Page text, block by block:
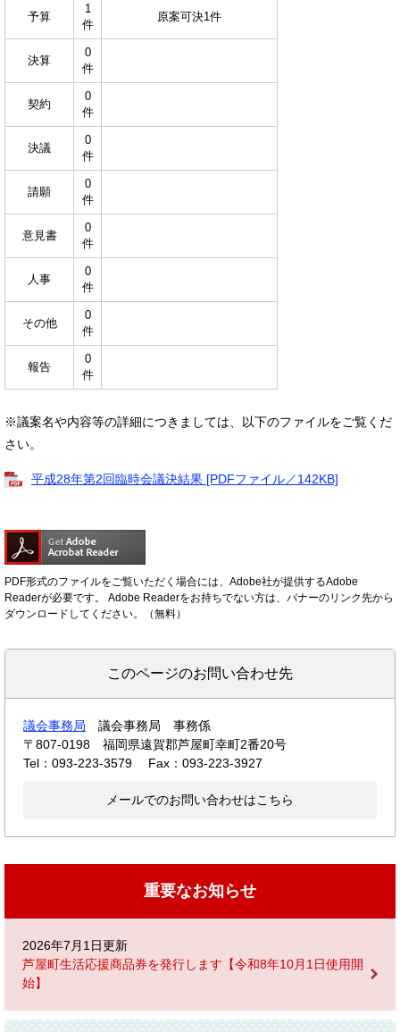
予算
1
件
原案可決1件
決算
0
件
契約
0
件
決議
0
件
請願
0
件
意見書
0
件
人事
0
件
その他
0
件
報告
0
件
※議案名や内容等の詳細につきましては、以下のファイルをご覧くだ
さい。
平成28年第2回臨時会議決結果 [PDFファイル／142KB]
PDF形式のファイルをご覧いただく場合には、Adobe社が提供するAdobe
Readerが必要です。
Adobe Readerをお持ちでない方は、バナーのリンク先から
ダウンロードしてください。（無料）
このページのお問い合わせ先
議会事務局
議会事務局 事務係
〒807-0198
福岡県遠賀郡芦屋町幸町2番20号
Tel：093-223-3579
Fax：093-223-3927
メールでのお問い合わせはこちら
重要なお知らせ
2026年7月1日更新
芦屋町生活応援商品券を発行します【令和8年10月1日使用開
始】